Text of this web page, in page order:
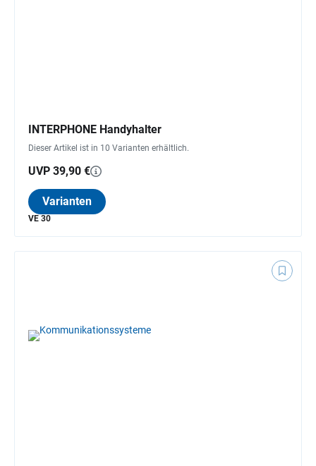
INTERPHONE Handyhalter
Dieser Artikel ist in 10 Varianten erhältlich.
UVP 39,90 €
Varianten
VE 30